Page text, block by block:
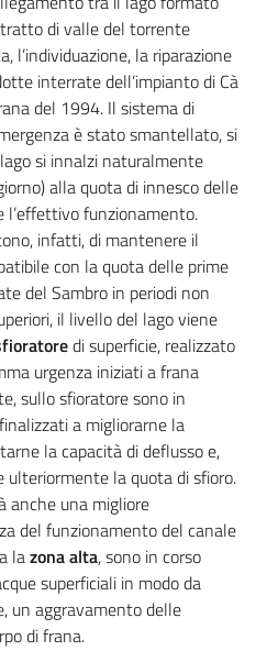
di valle del torrente
l’individuazione, la riparazione
interrate dell’impianto di Cà
del 1994. Il sistema di
è stato smantellato, si
si innalzi naturalmente
alla quota di innesco delle
l’effettivo funzionamento.
infatti, di mantenere il
con la quota delle prime
del Sambro in periodi non
il livello del lago viene
di superficie, realizzato
urgenza iniziati a frana
sullo sfioratore sono in
a migliorarne la
la capacità di deflusso e,
ulteriormente la quota di sfioro.
anche una migliore
del funzionamento del canale
lazona alta, sono in corso
superficiali in modo da
un aggravamento delle
di frana.